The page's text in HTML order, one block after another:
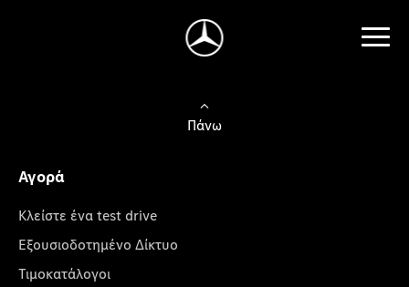
Πάνω
Αγορά
Κλείστε ένα test drive
Εξουσιοδοτημένο Δίκτυο
Τιμοκατάλογοι